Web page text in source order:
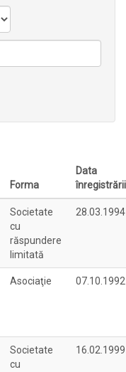
Forma
Data
înregistrării
Societate
cu
răspundere
limitată
28.03.1994
Asociaţie 07.10.1992
Societate
cu
16.02.1999